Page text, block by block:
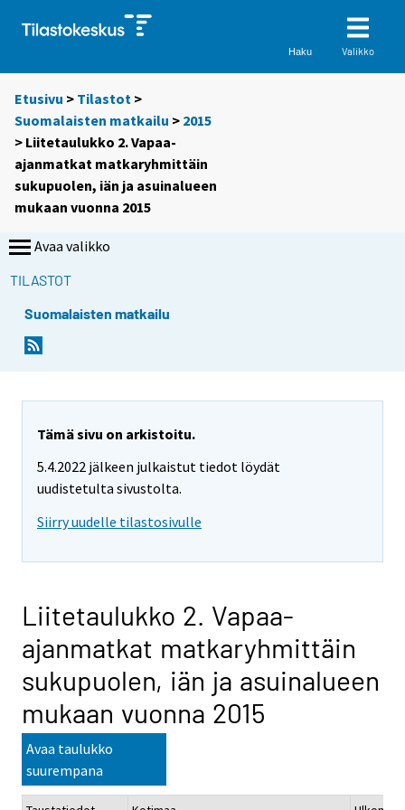
Haku Valikko
Etusivu > Tilastot >
Suomalaisten matkailu > 2015
> Liitetaulukko 2. Vapaa-
ajanmatkat matkaryhmittäin
sukupuolen, iän ja asuinalueen
mukaan vuonna 2015
Avaa valikko
TILASTOT
Suomalaisten matkailu
Tämä sivu on arkistoitu.
5.4.2022 jälkeen julkaistut tiedot löydät
uudistetulta sivustolta.
Siirry uudelle tilastosivulle
Liitetaulukko 2. Vapaa-
ajanmatkat matkaryhmittäin
sukupuolen, iän ja asuinalueen
mukaan vuonna 2015
Avaa taulukko
suurempana